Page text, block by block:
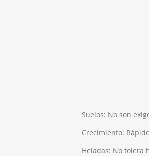
Suelos: No son
Crecimiento:
Heladas: No tolera